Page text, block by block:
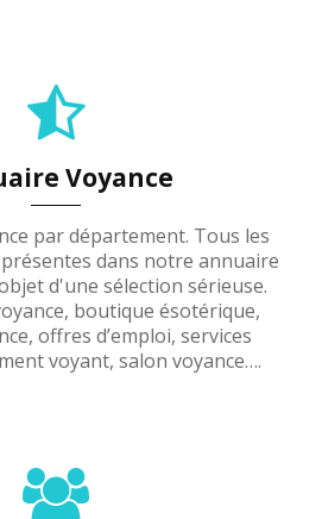
Voyance
par département. Tous les
dans notre annuaire
d'une sélection sérieuse.
boutique ésotérique,
offres d’emploi, services
voyant, salon voyance….